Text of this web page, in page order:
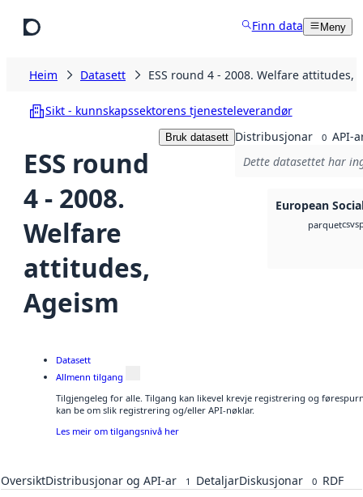
Finn data Meny
Heim Datasett ESS round 4 - 2008. Welfare attitudes,
Sikt - kunnskapssektorens tjenesteleverandør
ESS round
4 - 2008.
Welfare
attitudes,
Ageism
Bruk datasett Distribusjonar 0 API-
Dette datasettet har
European
parquetcsv
Datasett
Allmenn tilgang
Tilgjengeleg for alle. Tilgang kan likevel krevje registrering og
kan be om slik registrering og/eller API-nøklar.
Les meir om tilgangsnivå her
OversiktDistribusjonar og API-ar 1 DetaljarDiskusjonar 0 RDF